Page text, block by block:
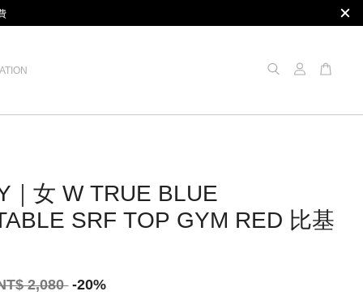
｜女 W TRUE BLUE
SRF TOP GYM RED 比基
2,080 -20%